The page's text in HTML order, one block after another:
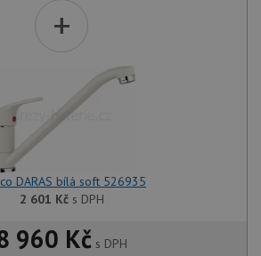
+
DARAS bílá soft 526935
2 601 Kčs DPH
960 Kč s DPH